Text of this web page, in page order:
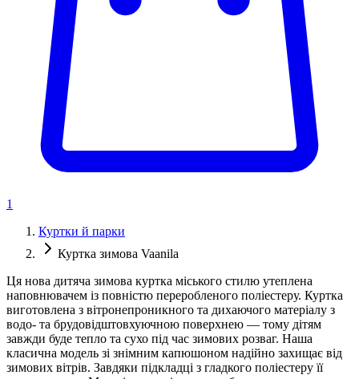
1
Куртки й парки
Куртка зимова Vaanila
Ця нова дитяча зимова куртка міського стилю утеплена
наповнювачем із повністю переробленого поліестеру. Куртка
виготовлена ​​з вітронепроникного та дихаючого матеріалу з
водо- та брудовідштовхуючною поверхнею — тому дітям
завжди буде тепло та сухо під час зимових розваг. Наша
класична модель зі знімним капюшоном надійно захищає від
зимових вітрів. Завдяки підкладці з гладкого поліестеру її